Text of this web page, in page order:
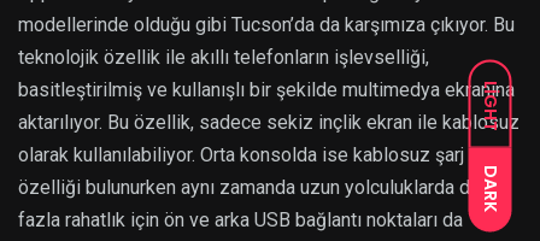
LIGHT
DARK
modellerinde olduğu gibi Tucson’da da karşımıza çıkıyor. Bu
teknolojik özellik ile akıllı telefonların işlevselliği,
basitleştirilmiş ve kullanışlı bir şekilde multimedya ekranına
aktarılıyor. Bu özellik, sadece sekiz inçlik ekran ile kablosuz
olarak kullanılabiliyor. Orta konsolda ise kablosuz şarj
özelliği bulunurken aynı zamanda uzun yolculuklarda daha
fazla rahatlık için ön ve arka USB bağlantı noktaları da